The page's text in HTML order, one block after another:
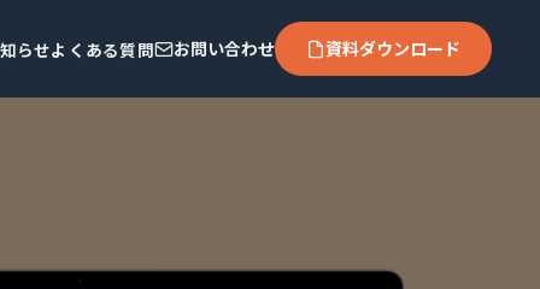
らせよくある質問 お問い合わせ 資料ダウンロード